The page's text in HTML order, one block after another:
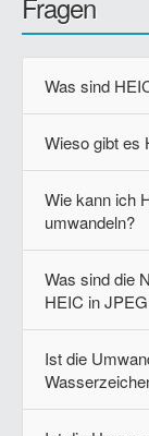
Was sind
Wieso gibt es
Wie kann ich
umwandeln?
Was sind die
HEIC in
Ist die